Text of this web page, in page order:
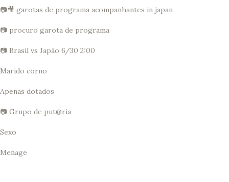
📷🎥 garotas de programa acompanhantes in japan
📷 procuro garota de programa
📷 Brasil vs Japão 6/30 2:00
Marido corno
Apenas dotados
📷 Grupo de put@ria
Sexo
Menage